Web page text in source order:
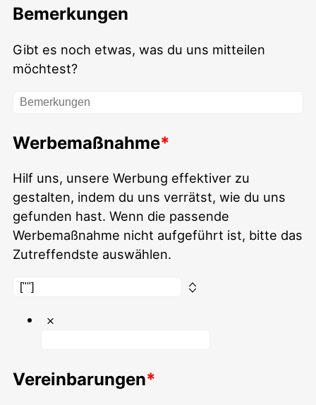
Bemerkungen
Gibt es noch etwas, was du uns mitteilen
möchtest?
Werbemaßnahme
Hilf uns, unsere Werbung effektiver zu
gestalten, indem du uns verrätst, wie du uns
gefunden hast. Wenn die passende
Werbemaßnahme nicht aufgeführt ist, bitte das
Zutreffendste auswählen.
Vereinbarungen